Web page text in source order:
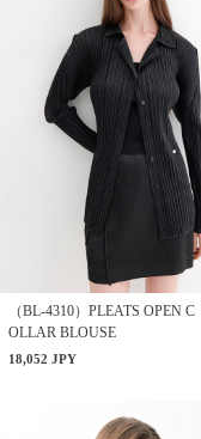
（BL-4310）PLEATS OPEN C
OLLAR BLOUSE
18,052 JPY